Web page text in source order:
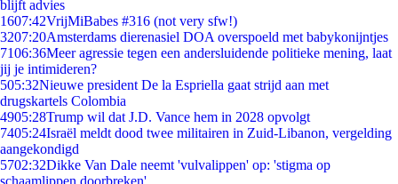
blijft advies
1607:42VrijMiBabes #316 (not very sfw!)
3207:20Amsterdams dierenasiel DOA overspoeld met babykonijntjes
7106:36Meer agressie tegen een andersluidende politieke mening, laat
jij je intimideren?
505:32Nieuwe president De la Espriella gaat strijd aan met
drugskartels Colombia
4905:28Trump wil dat J.D. Vance hem in 2028 opvolgt
7405:24Israël meldt dood twee militairen in Zuid-Libanon, vergelding
aangekondigd
5702:32Dikke Van Dale neemt 'vulvalippen' op: 'stigma op
schaamlippen doorbreken'